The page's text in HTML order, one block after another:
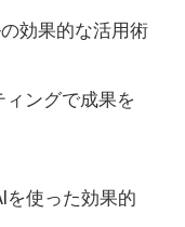
効果的な活用術
ィングで成果を
使った効果的